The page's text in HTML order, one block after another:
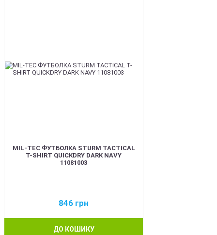
MIL-TEC ФУТБОЛКА STURM TACTICAL
T-SHIRT QUICKDRY DARK NAVY
11081003
846 грн
ДО КОШИКУ